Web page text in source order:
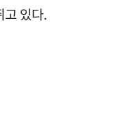
고 있다.